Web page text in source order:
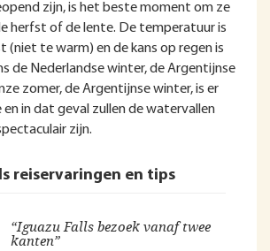
zijn, is het beste moment om ze
herfst of de lente. De temperatuur is
te warm) en de kans op regen is
de Nederlandse winter, de Argentijnse
zomer, de Argentijnse winter, is er
in dat geval zullen de watervallen
zijn.
reiservaringen en tips
“Iguazu Falls bezoek vanaf twee
kanten”